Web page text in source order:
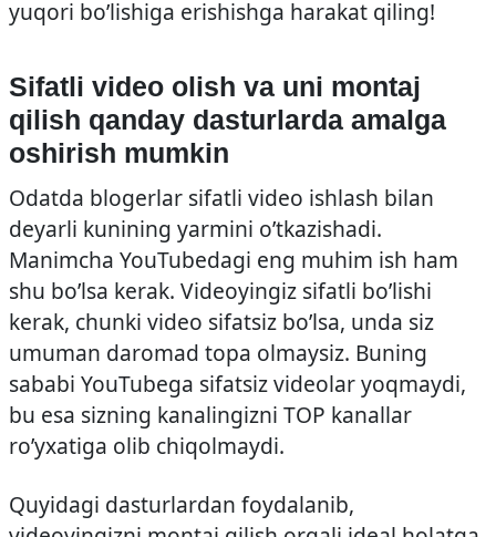
yuqori bo’lishiga erishishga harakat qiling!
Sifatli video olish va uni montaj
qilish qanday dasturlarda amalga
oshirish mumkin
Odatda blogerlar sifatli video ishlash bilan
deyarli kunining yarmini o’tkazishadi.
Manimcha YouTubedagi eng muhim ish ham
shu bo’lsa kerak. Videoyingiz sifatli bo’lishi
kerak, chunki video sifatsiz bo’lsa, unda siz
umuman daromad topa olmaysiz. Buning
sababi YouTubega sifatsiz videolar yoqmaydi,
bu esa sizning kanalingizni TOP kanallar
ro’yxatiga olib chiqolmaydi.
Quyidagi dasturlardan foydalanib,